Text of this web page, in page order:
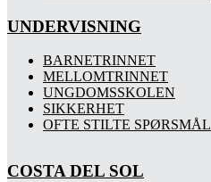
UNDERVISNING
BARNETRINNET
MELLOMTRINNET
UNGDOMSSKOLEN
SIKKERHET
OFTE STILTE SPØRSMÅL
COSTA DEL SOL